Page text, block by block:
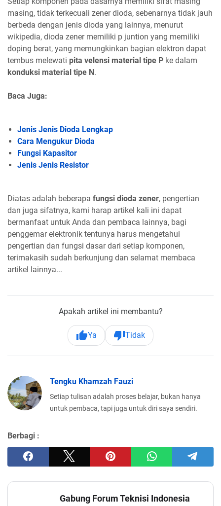
masing, tidak terkecuali zener dioda, sebenarnya tidak jauh
berbeda dengan jenis dioda yang lainnya, menurut
wikipedia, dioda zener memiliki p juntion yang memiliki
doping berat, yang memungkinkan bagian elektron dapat
tembus melewati pita velensi material tipe P ke dalam
konduksi material tipe N.
Baca Juga:
Jenis Jenis Dioda Lengkap
Cara Mengukur Dioda
Fungsi Kapasitor
Jenis Jenis Resistor
Diatas adalah beberapa fungsi dioda zener, pengertian
dan juga sifatnya, kami harap artikel kali ini dapat
bermanfaat untuk Anda dan pembaca lainnya, bagi
penggemar elektronik tentunya harus mengetahui
pengertian dan fungsi dasar dari setiap komponen,
terimakasih sudah berkunjung dan selamat membaca
artikel lainnya...
Apakah artikel ini membantu?
Ya Tidak
Tengku Khamzah Fauzi
Setiap tulisan adalah proses belajar, bukan hanya
untuk pembaca, tapi juga untuk diri saya sendiri.
Berbagi :
Gabung Forum Teknisi Indonesia